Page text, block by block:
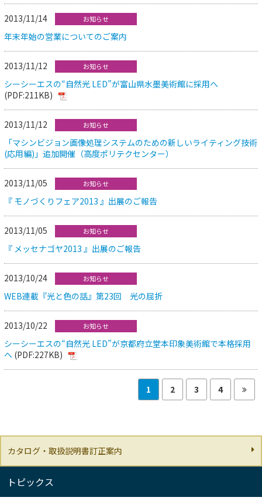
2013/11/14 お知らせ
年末年始の営業についてのご案内
2013/11/12 お知らせ
シーシーエスの“自然光 LED”が富山県水墨美術館に採用へ
(PDF:211KB)
2013/11/12 お知らせ
「マシンビジョン画像処理システムのための新しいライティング技術
(応用編)」追加開催（高度ポリテクセンター）
2013/11/05 お知らせ
『 モノづくりフェア2013 』出展のご報告
2013/11/05 お知らせ
『 メッセナゴヤ2013 』出展のご報告
2013/10/24 お知らせ
WEB連載『光と色の話』第23回 光の屈折
2013/10/22 お知らせ
シーシーエスの“自然光 LED”が京都府立堂本印象美術館で本格採用
へ (PDF:227KB)
1 2 3 4
カタログ・取扱説明書訂正案内
トピックス